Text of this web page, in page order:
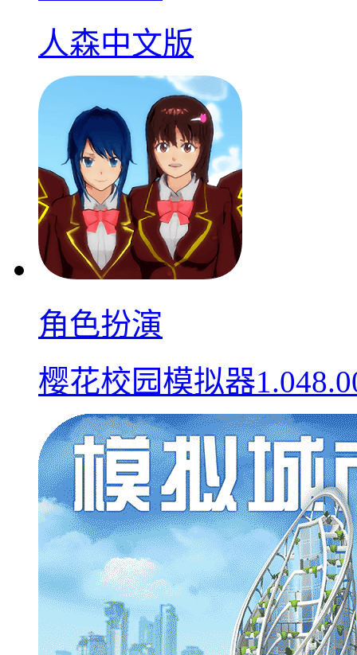
人森中文版
角色扮演
樱花校园模拟器